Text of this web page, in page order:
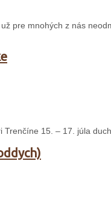
pre mnohých z nás
Trenčíne 15. – 17. júla